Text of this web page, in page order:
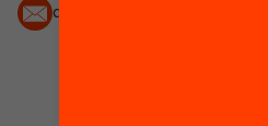
alba.cuevasb@gmail.com